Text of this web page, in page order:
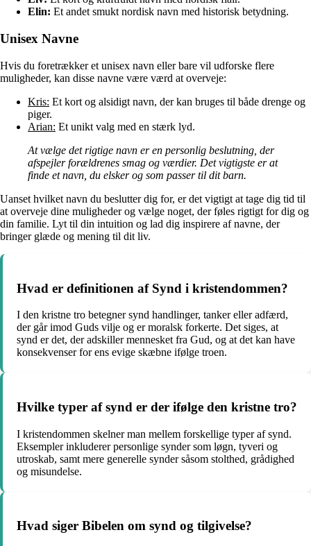
Elin: Et andet smukt nordisk navn med historisk betydning.
Unisex Navne
Hvis du foretrækker et unisex navn eller bare vil udforske flere
muligheder, kan disse navne være værd at overveje:
Kris: Et kort og alsidigt navn, der kan bruges til både drenge og
piger.
Arian: Et unikt valg med en stærk lyd.
At vælge det rigtige navn er en personlig beslutning, der
afspejler forældrenes smag og værdier. Det vigtigste er at
finde et navn, du elsker og som passer til dit barn.
Uanset hvilket navn du beslutter dig for, er det vigtigt at tage dig tid til
at overveje dine muligheder og vælge noget, der føles rigtigt for dig og
din familie. Lyt til din intuition og lad dig inspirere af navne, der
bringer glæde og mening til dit liv.
Hvad er definitionen af Synd i kristendommen?
I den kristne tro betegner synd handlinger, tanker eller adfærd,
der går imod Guds vilje og er moralsk forkerte. Det siges, at
synd er det, der adskiller mennesket fra Gud, og at det kan have
konsekvenser for ens evige skæbne ifølge troen.
Hvilke typer af synd er der ifølge den kristne tro?
I kristendommen skelner man mellem forskellige typer af synd.
Eksempler inkluderer personlige synder som løgn, tyveri og
utroskab, samt mere generelle synder såsom stolthed, grådighed
og misundelse.
Hvad siger Bibelen om synd og tilgivelse?